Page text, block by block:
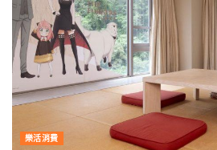
樂活消費